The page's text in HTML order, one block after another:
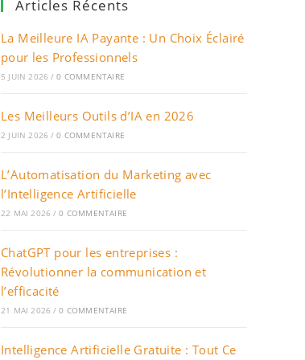
Articles Récents
La Meilleure IA Payante : Un Choix Éclairé
pour les Professionnels
5 JUIN 2026 / 0 COMMENTAIRE
Les Meilleurs Outils d’IA en 2026
2 JUIN 2026 / 0 COMMENTAIRE
L’Automatisation du Marketing avec
l’Intelligence Artificielle
22 MAI 2026 / 0 COMMENTAIRE
ChatGPT pour les entreprises :
Révolutionner la communication et
l’efficacité
21 MAI 2026 / 0 COMMENTAIRE
Intelligence Artificielle Gratuite : Tout Ce